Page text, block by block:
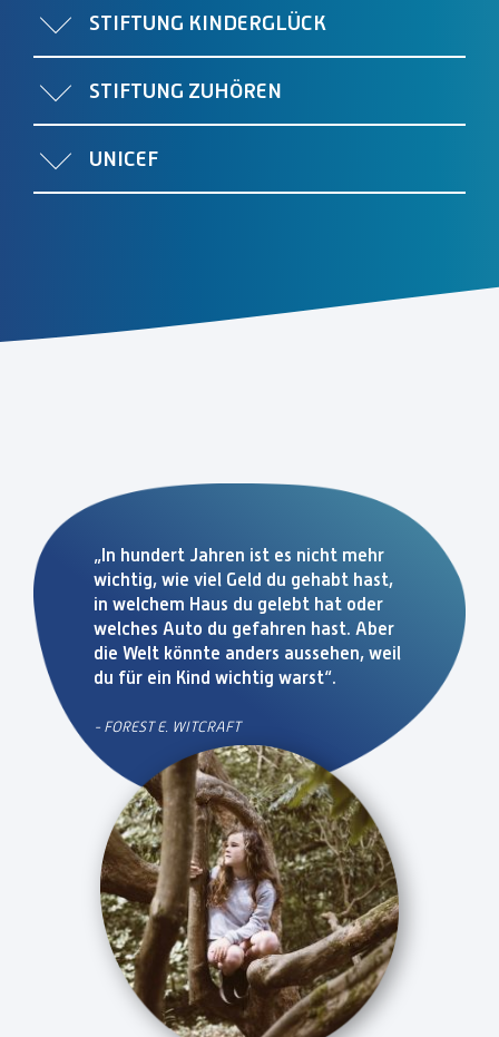
STIFTUNG KINDERGLÜCK
STIFTUNG ZUHÖREN
UNICEF
„In hundert Jahren ist es nicht mehr
wichtig, wie viel Geld du gehabt hast,
in welchem Haus du gelebt hat oder
welches Auto du gefahren hast. Aber
die Welt könnte anders aussehen, weil
du für ein Kind wichtig warst“.
- FOREST E. WITCRAFT